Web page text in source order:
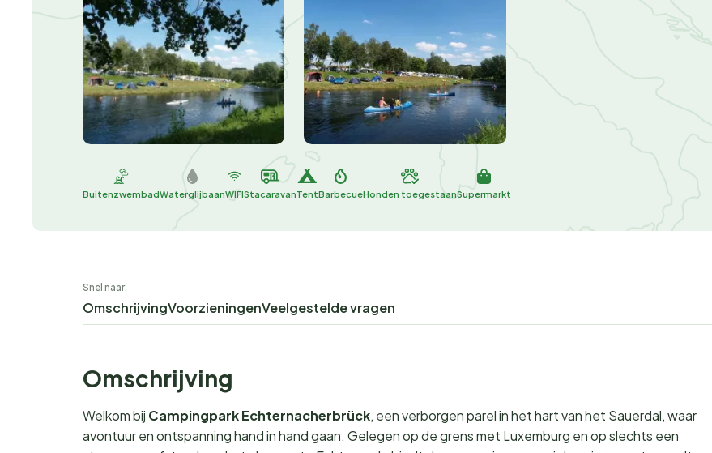
BuitenzwembadWaterglijbaanWIFIStacaravanTentBarbecueHonden toegestaanSupermarkt
Snel naar:
OmschrijvingVoorzieningenVeelgestelde vragen
Omschrijving
Welkom bij Campingpark Echternacherbrück, een verborgen parel in het hart van het Sauerdal, waar
avontuur en ontspanning hand in hand gaan. Gelegen op de grens met Luxemburg en op slechts een